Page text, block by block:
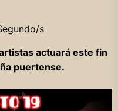
s
actuará este fin
puertense.